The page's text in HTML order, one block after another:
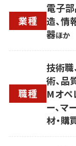
業種
電子部
造、情
器ほか
職種
技術職
術、品
Mオペ
ー、マ
材・購